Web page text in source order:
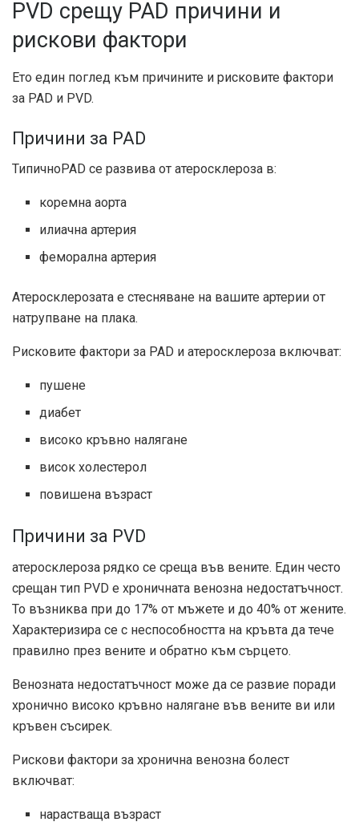
PVD срещу PAD причини и
рискови фактори
Ето един поглед към причините и рисковите фактори
за PAD и PVD.
Причини за PAD
Типично PAD се развива от атеросклероза в:
коремна аорта
илиачна артерия
феморална артерия
Атеросклерозата е стесняване на вашите артерии от
натрупване на плака.
Рисковите фактори за PAD и атеросклероза включват:
пушене
диабет
високо кръвно налягане
висок холестерол
повишена възраст
Причини за PVD
атеросклероза рядко се среща във вените. Един често
срещан тип PVD е хроничната венозна недостатъчност.
То възниква при до 17% от мъжете и до 40% от жените.
Характеризира се с неспособността на кръвта да тече
правилно през вените и обратно към сърцето.
Венозната недостатъчност може да се развие поради
хронично високо кръвно налягане във вените ви или
кръвен съсирек.
Рискови фактори за хронична венозна болест
включват:
нарастваща възраст